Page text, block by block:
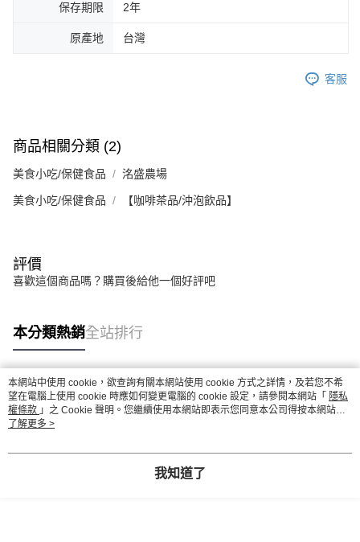
保存期限 2年
原產地 台灣
客服
商品相關分類 (2)
美食小吃/保健食品 洺盛農場
美食小吃/保健食品 【咖啡茶品/沖泡飲品】
評價
喜歡這個商品嗎？購買後給他一個好評吧
本分類熱銷全站排行
熱門標籤
本網站中使用 cookie，欲查詢有關本網站使用 cookie 方式之詳情，及若您不希
望在電腦上使用 cookie 時應如何變更電腦的 cookie 設定，請參閱本網站「 隱私
權條款 」之 Cookie 聲明。您繼續使用本網站即表示您同意本公司得按本網站使
用條款之 Cookie 聲明使用 cookie。
了解更多 >
我知道了